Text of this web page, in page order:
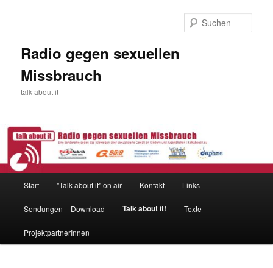
Radio gegen sexuellen
Missbrauch
talk about it
Start "Talk about it" on air Kontakt Links
Sendungen – Download Talk about it! Texte
ProjektpartnerInnen